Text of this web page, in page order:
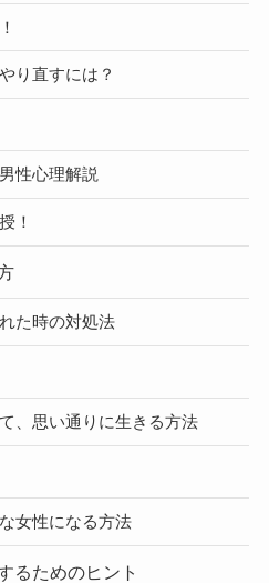
り直すには？
性心理解説
！
た時の対処法
、思い通りに生きる方法
女性になる方法
るためのヒント